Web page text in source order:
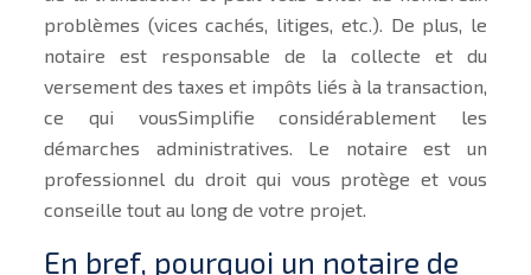
problèmes (vices cachés, litiges, etc.). De plus, le
notaire est responsable de la collecte et du
versement des taxes et impôts liés à la transaction,
ce qui vousSimplifie considérablement les
démarches administratives. Le notaire est un
professionnel du droit qui vous protège et vous
conseille tout au long de votre projet.
En bref, pourquoi un notaire de